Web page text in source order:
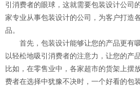
引消费者的眼球，这就需要包装设计公司
家专业从事包装设计的公司，为客户打造
品。
首先，包装设计能够让您的产品更有
以轻松地吸引消费者的注意力，让您的产
比如，在零售业中，各家超市的货架上摆
费者在选择中犹豫不决时，一个好看的包